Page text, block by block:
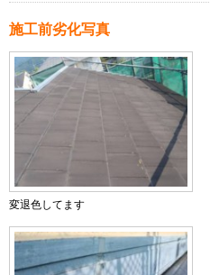
施工前劣化写真
変退色してます